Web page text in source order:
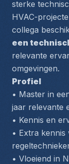
sterke
HVAC-
collega
een
relevante
omgevingen.
Profiel
• Master in
jaar relevante
• Kennis en
• Extra kennis
• Vloeiend in